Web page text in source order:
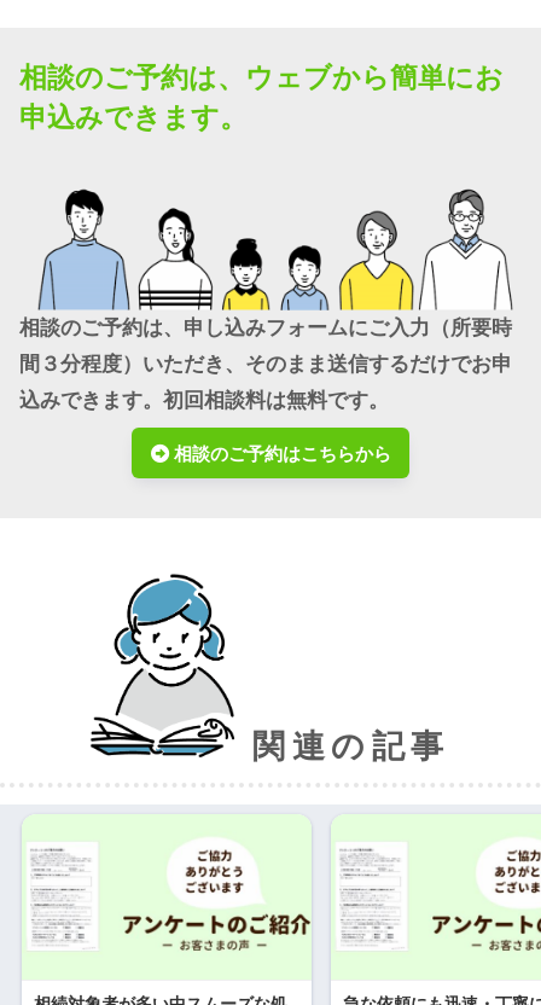
相談のご予約は、ウェブから簡単にお
申込みできます。
相談のご予約は、申し込みフォームにご入力（所要時
間３分程度）いただき、そのまま送信するだけでお申
込みできます。初回相談料は無料です。
相談のご予約はこちらから
関連の記事